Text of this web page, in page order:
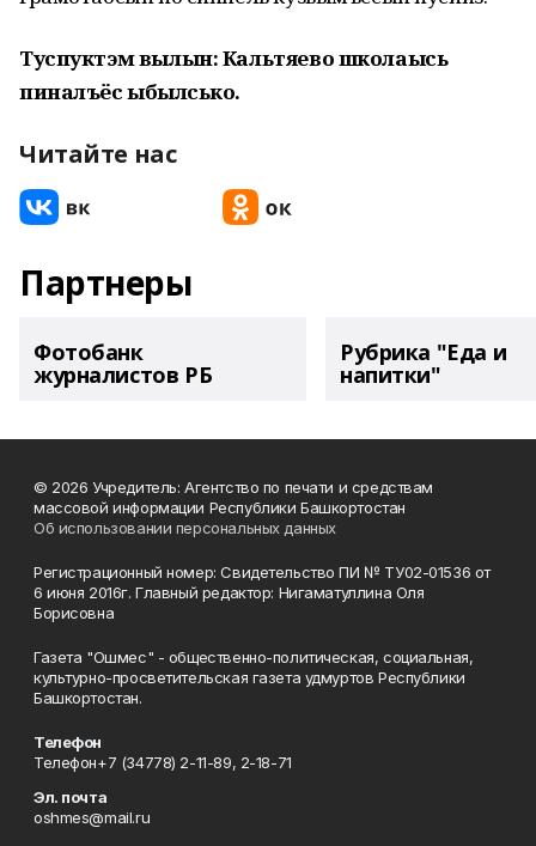
Туспуктэм вылын: Кальтяево школаысь
пиналъёс ыбылӥсько.
Читайте нас
Партнеры
Фотобанк
журналистов РБ
Рубрика "Еда и
напитки"
© 2026 Учредитель: Агентство по печати и средствам
массовой информации Республики Башкортостан
Об использовании персональных данных
Регистрационный номер: Свидетельство ПИ № ТУ02-01536 от
6 июня 2016г. Главный редактор: Нигаматуллина Оля
Борисовна
Газета "Ошмес" - общественно-политическая, социальная,
культурно-просветительская газета удмуртов Республики
Башкортостан.
Телефон
Телефон+7 (34778) 2-11-89, 2-18-71
Эл. почта
oshmes@mail.ru